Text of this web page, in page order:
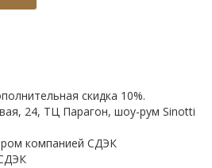
скидка 10%.
24, ТЦ Парагон, шоу-рум Sinotti
компанией СДЭК